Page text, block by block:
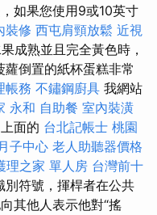
如果您使用9或10英寸
裝修 西屯肩頸放鬆 近視
成熟並且完全黃色時，
倒置的紙杯蛋糕非常
帳務 不鏽鋼廚具 我網站
永和 自助餐 室內裝潢
上面的 台北記帳士 桃園
子中心 老人助聽器價格
理之家 單人房 台灣前十
別符號，揮桿者在公共
其他人表示他對“搖